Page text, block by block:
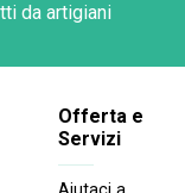
da artigiani
Offerta e
Servizi